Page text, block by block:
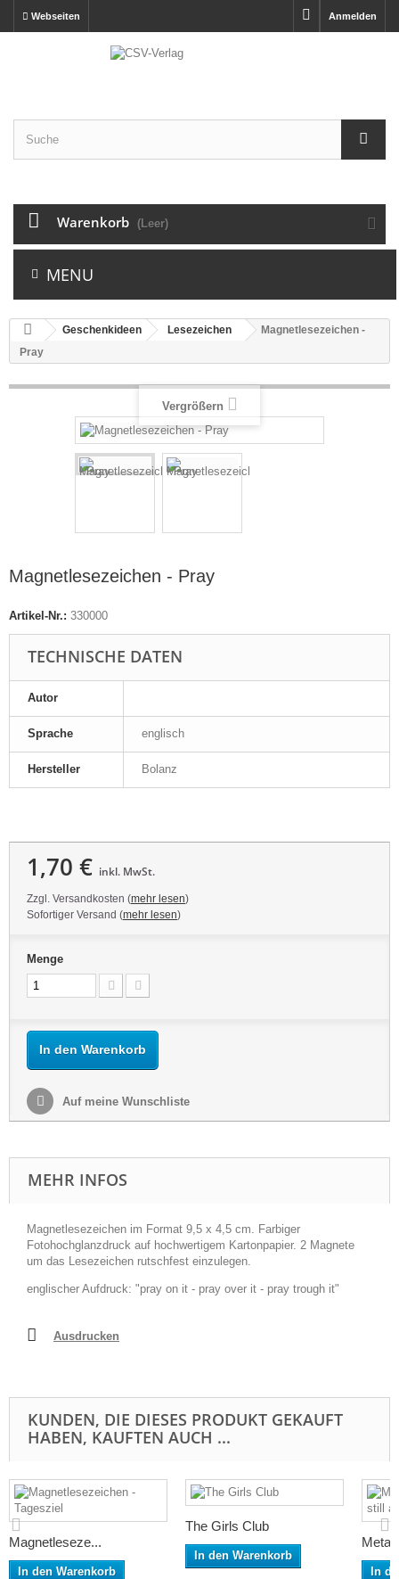
Anmelden
Webseiten
Warenkorb (Leer)
MENU
Geschenkideen Lesezeichen
Magnetlesezeichen -
Pray
Vergrößern
Magnetlesezeichen - Pray
Artikel-Nr.: 330000
TECHNISCHE DATEN
Autor
Sprache englisch
Hersteller Bolanz
1,70 € inkl. MwSt.
Zzgl. Versandkosten (mehr lesen)
Sofortiger Versand (mehr lesen)
Menge
In den Warenkorb
Auf meine Wunschliste
MEHR INFOS
Magnetlesezeichen im Format 9,5 x 4,5 cm. Farbiger
Fotohochglanzdruck auf hochwertigem Kartonpapier. 2 Magnete
um das Lesezeichen rutschfest einzulegen.
englischer Aufdruck: "pray on it - pray over it - pray trough it"
Ausdrucken
KUNDEN, DIE DIESES PRODUKT GEKAUFT
HABEN, KAUFTEN AUCH ...
Magnetleseze...
In den Warenkorb
The Girls Club
In den Warenkorb
In